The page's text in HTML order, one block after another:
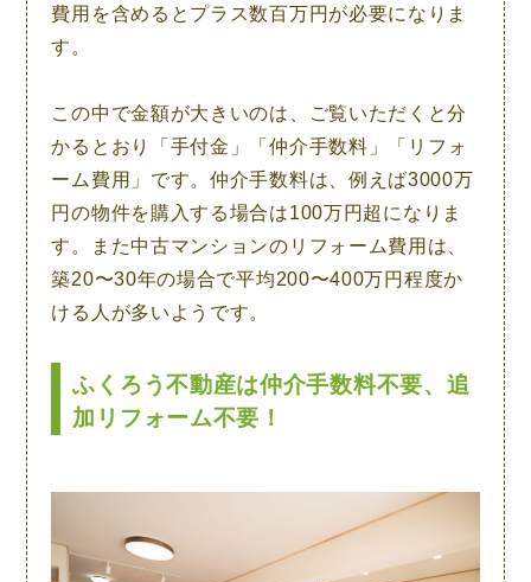
費用を含めるとプラス数百万円が必要になりま
す。
この中で金額が大きいのは、ご覧いただくと分
かるとおり「 手付金 」「仲介手数料 」「 リフォ
ーム費用 」です。仲介手数料は、例えば3000万
円の物件を購入する場合は100万円超 になりま
す。また中古マンションのリフォーム費用は、
築20〜30年の場合で平均200〜400万円程度か
ける人が多いようです。
ふくろう不動産は仲介手数料不要、追
加リフォーム不要！